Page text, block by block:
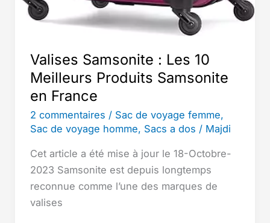
Valises Samsonite : Les 10
Meilleurs Produits Samsonite
en France
2 commentaires / Sac de voyage femme,
Sac de voyage homme, Sacs a dos / Majdi
Cet article a été mise à jour le 18-Octobre-
2023 Samsonite est depuis longtemps
reconnue comme l’une des marques de
valises